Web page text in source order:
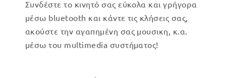
Συνδέστε το κινητό σας εύκολα και γρήγορα
μέσω bluetooth και κάντε τις κλήσεις σας,
ακούστε την αγαπημένη σας μουσικη, κ.α.
μέσω του multimedia συστήματος!